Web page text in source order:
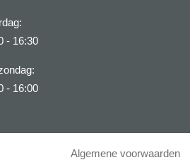
- 16:30
- 16:00
Algemene voorwaarden